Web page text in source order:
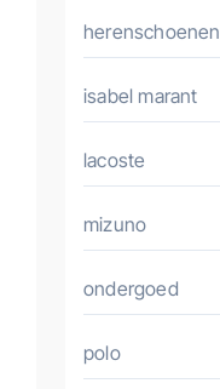
herenschoenen
isabel marant
lacoste
mizuno
ondergoed
polo